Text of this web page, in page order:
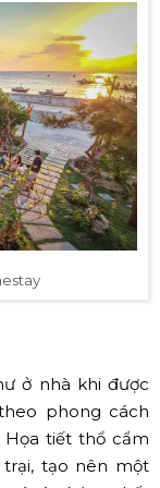
ở nhà khi được
phong cách
Họa tiết thổ cẩm
tạo nên một